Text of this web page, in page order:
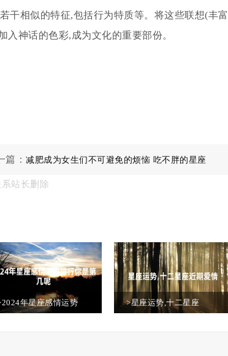
干相似的特征,包括行为特质等。将这些联想(丰富
神话的色彩,成为文化的重要部份。
篇：减肥成为女生们不可避免的烦恼 吃不胖的星座
站长删除
年星座感情运势 >星座运势,十二星座